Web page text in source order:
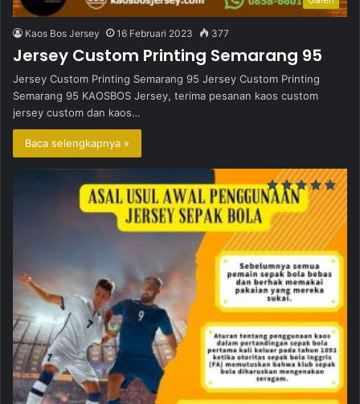
Kaos Bos Jersey 16 Februari 2023 377
Jersey Custom Printing Semarang 95
Jersey Custom Printing Semarang 95 Jersey Custom Printing
Semarang 95 KAOSBOS Jersey, terima pesanan kaos custom
jersey custom dan kaos…
Baca selengkapnya »